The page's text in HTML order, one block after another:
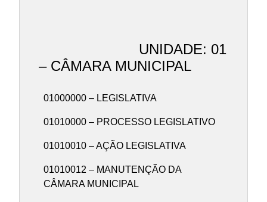
UNIDADE: 01
– CÂMARA MUNICIPAL
01000000 – LEGISLATIVA
01010000 – PROCESSO LEGISLATIVO
01010010 – AÇÃO LEGISLATIVA
01010012 – MANUTENÇÃO DA
CÂMARA MUNICIPAL